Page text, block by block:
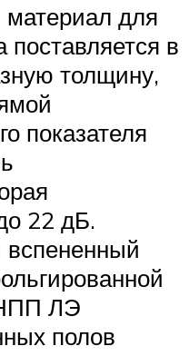
материал для
поставляется в
толщину,
показателя
22 дБ.
вспененный
ЛЭ
полов